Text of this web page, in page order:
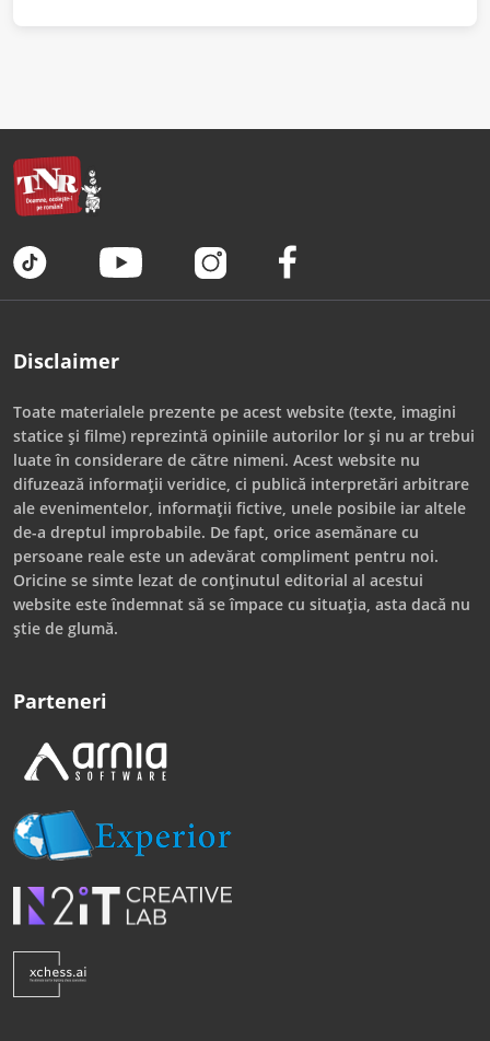
Disclaimer
Toate materialele prezente pe acest website (texte, imagini
statice și filme) reprezintă opiniile autorilor lor și nu ar trebui
luate în considerare de către nimeni. Acest website nu
difuzează informații veridice, ci publică interpretări arbitrare
ale evenimentelor, informații fictive, unele posibile iar altele
de-a dreptul improbabile. De fapt, orice asemănare cu
persoane reale este un adevărat compliment pentru noi.
Oricine se simte lezat de conținutul editorial al acestui
website este îndemnat să se împace cu situația, asta dacă nu
știe de glumă.
Parteneri